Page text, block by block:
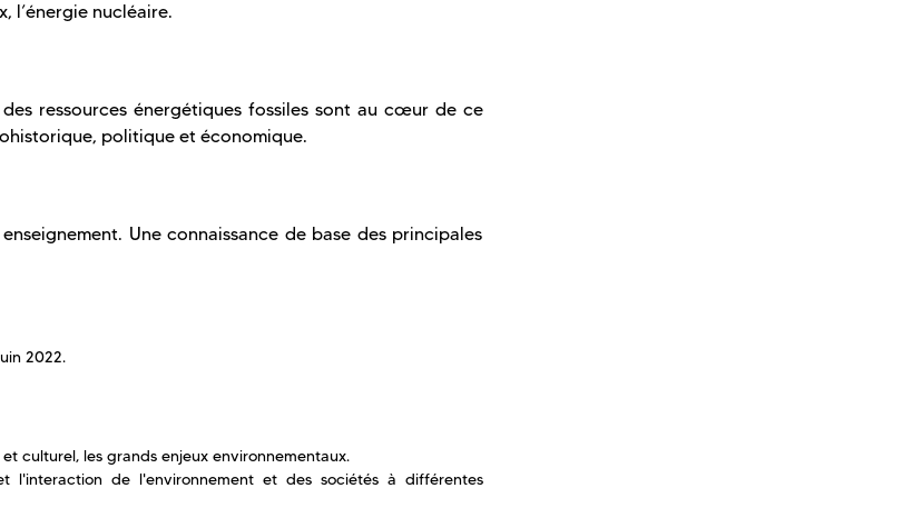
l’énergie nucléaire.
ressources énergétiques fossiles sont au cœur de ce
politique et économique.
Une connaissance de base des principales
2022.
culturel, les grands enjeux environnementaux.
l'interaction de l'environnement et des sociétés à différentes